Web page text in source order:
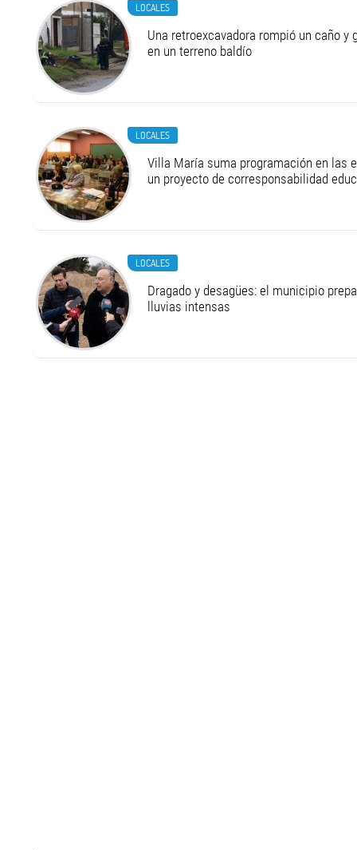
LOCALES
Una retroexcavadora rompió un caño y
en un terreno baldío
LOCALES
Villa María suma programación en las
un proyecto de corresponsabilidad
LOCALES
Dragado y desagües: el municipio
lluvias intensas